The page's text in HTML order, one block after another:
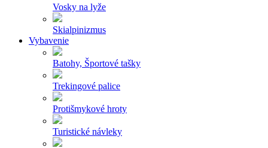
Vosky na lyže
Skialpinizmus
Vybavenie
Batohy, Športové tašky
Trekingové palice
Protišmykové hroty
Turistické návleky